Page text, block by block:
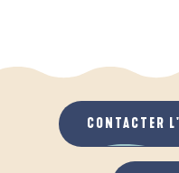
CONTACTER